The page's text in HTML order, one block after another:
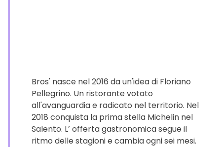
Bros' nasce nel 2016 da un'idea di Floriano
Pellegrino. Un ristorante votato
all'avanguardia e radicato nel territorio. Nel
2018 conquista la prima stella Michelin nel
Salento. L’ offerta gastronomica segue il
ritmo delle stagioni e cambia ogni sei mesi.